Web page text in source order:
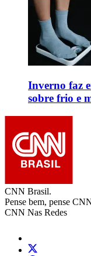
Inverno faz
sobre frio e
CNN Brasil.
Pense bem, pense
CNN Nas Redes